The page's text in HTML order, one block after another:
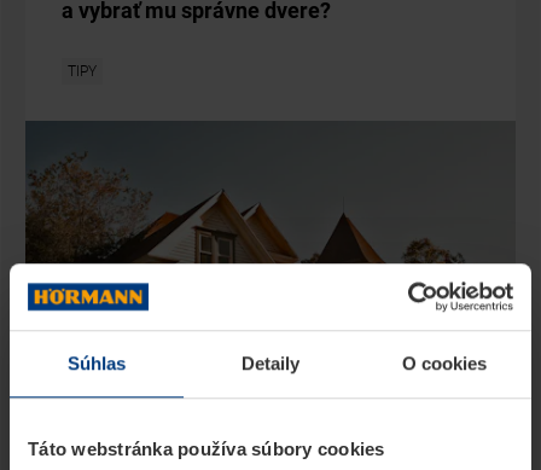
Súhlas Detaily O cookies
Táto webstránka používa súbory cookies